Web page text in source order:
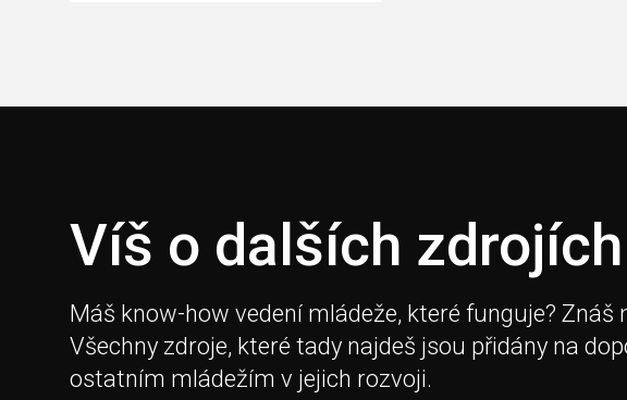
Víš o dalších
Máš know-how vedení mládeže, které funguje?
Všechny zdroje, které tady najdeš jsou přidány na
ostatním mládežím v jejich rozvoji.